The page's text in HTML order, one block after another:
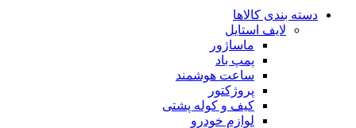
دسته بندی کالاها
لایف استایل
ماساژور
پمپ باد
ساعت هوشمند
پروژکتور
کیف و کوله پشتی
لوازم خودرو